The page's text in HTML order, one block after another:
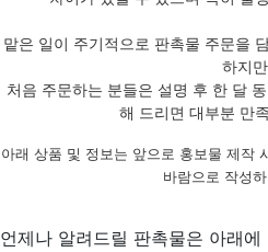
맡은 일이 주기적으로 판촉물 주문을
하지만
처음 주문하는 분들은 설명 후 한 달
해 드리면 대부분 만
아래 상품 및 정보는 앞으로 홍보물 제작
바람으로 작성
언제나 알려드릴 판촉물은 아래에